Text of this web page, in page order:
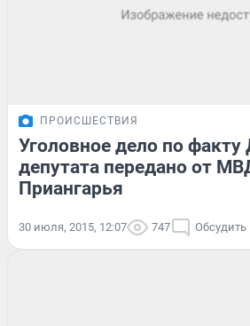
ПРОИСШЕСТВИЯ
Уголовное дело по
депутата передано от
Приангарья
30 июля, 2015, 12:07 747 Обсудить